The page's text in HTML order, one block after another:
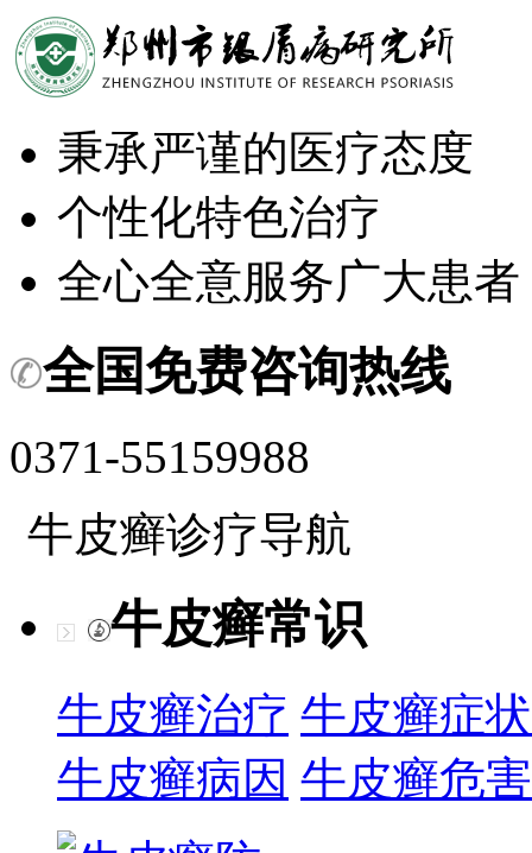
秉承严谨的医疗态度
个性化特色治疗
全心全意服务广大患者
全国免费咨询热线
0371-55159988
牛皮癣诊疗导航
牛皮癣常识
牛皮癣治疗 牛皮癣症状
牛皮癣病因 牛皮癣危害